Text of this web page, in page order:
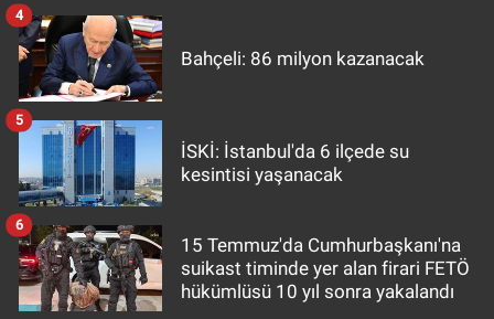
Bahçeli: 86 milyon kazanacak
4
İSKİ: İstanbul'da 6 ilçede su
kesintisi yaşanacak
5
15 Temmuz'da Cumhurbaşkanı'na
suikast timinde yer alan firari FETÖ
hükümlüsü 10 yıl sonra yakalandı
6